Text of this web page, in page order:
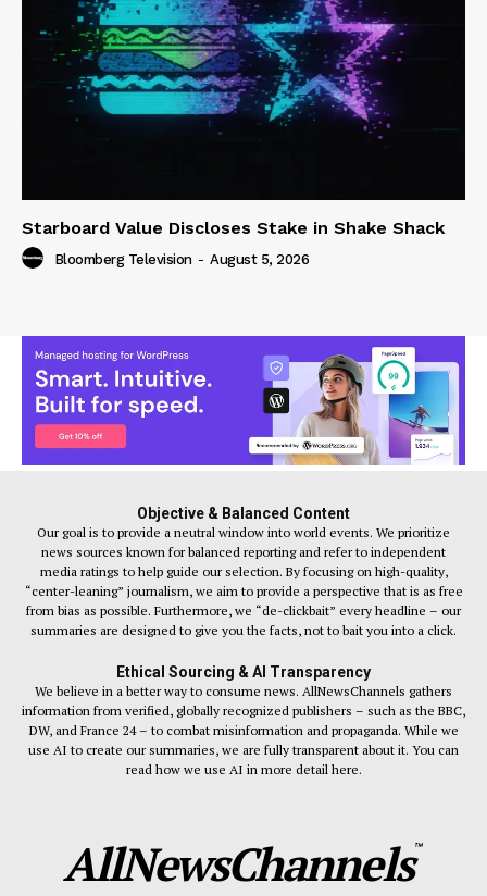
Starboard Value Discloses Stake in Shake Shack
Bloomberg Television - August 5, 2026
Objective & Balanced Content
Our goal is to provide a neutral window into world events. We prioritize
news sources known for balanced reporting and refer to independent
media ratings to help guide our selection. By focusing on high-quality,
“center-leaning” journalism, we aim to provide a perspective that is as free
from bias as possible. Furthermore, we “de-clickbait” every headline – our
summaries are designed to give you the facts, not to bait you into a click.
Ethical Sourcing & AI Transparency
We believe in a better way to consume news. AllNewsChannels gathers
information from verified, globally recognized publishers – such as the BBC,
DW, and France 24 – to combat misinformation and propaganda. While we
use AI to create our summaries, we are fully transparent about it. You can
read how we use AI in more detail here.
AllNewsChannels™